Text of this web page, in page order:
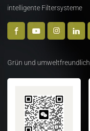
intelligente Filtersysteme
Grün und